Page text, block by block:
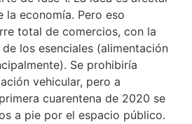
la economía. Pero eso
total de comercios, con la
los esenciales (alimentación
Se prohibiría
vehicular, pero a
cuarentena de 2020 se
a pie por el espacio público.